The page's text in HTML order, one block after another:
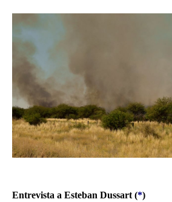
Entrevista a Esteban Dussart (*)